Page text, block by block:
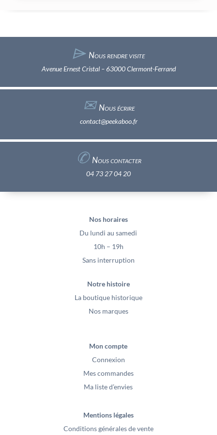
⌲ Nous rendre visite
Avenue Ernest Cristal – 63000 Clermont-Ferrand
✉︎Nous écrire
contact@peekaboo.fr
✆ Nous contacter
04 73 27 04 20
Nos horaires
Du lundi au samedi
10h – 19h
Sans interruption
Notre histoire
La boutique historique
Nos marques
Mon compte
Connexion
Mes commandes
Ma liste d’envies
Mentions légales
Conditions générales de vente